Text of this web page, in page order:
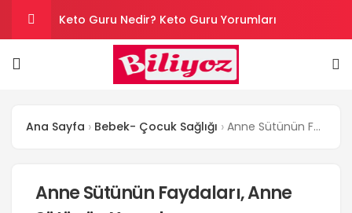
Keto Guru Nedir? Keto Guru Yorumları
Karındaki Selülitler Nasıl Gider? Göbek Selüliti
Sinoz Leke Kremi İşe Yarıyor mu? Kullanıcı
Ana Sayfa Bebek- Çocuk Sağlığı Anne Sütünün Faydaları, Anne Sütünün Yararları
Anne Sütünün Faydaları, Anne